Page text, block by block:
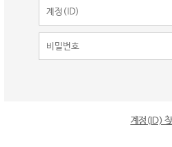
계정(ID)